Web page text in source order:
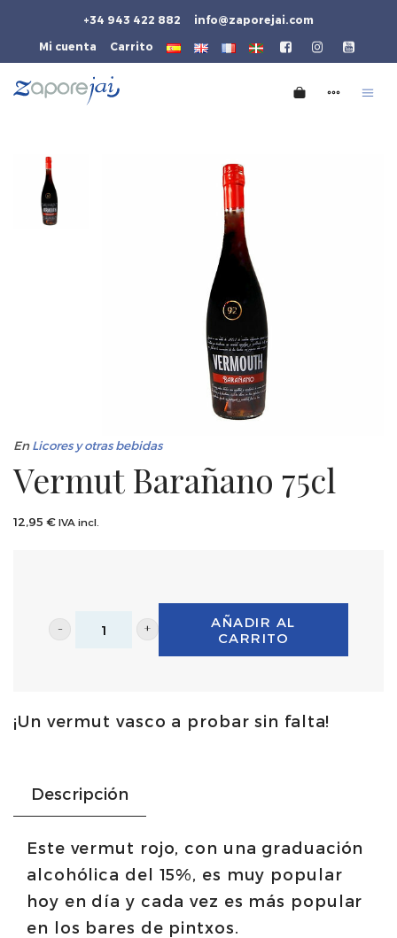
+34 943 422 882 info@zaporejai.com
Mi cuenta Carrito
EnLicores y otras bebidas
Vermut Barañano 75cl
12,95 € IVA incl.
Vermut
cantidad
AÑADIR AL
CARRITO
¡Un vermut vasco a probar sin falta!
Descripción
Este vermut rojo, con una graduación
alcohólica del 15%, es muy popular
hoy en día y cada vez es más popular
en los bares de pintxos.